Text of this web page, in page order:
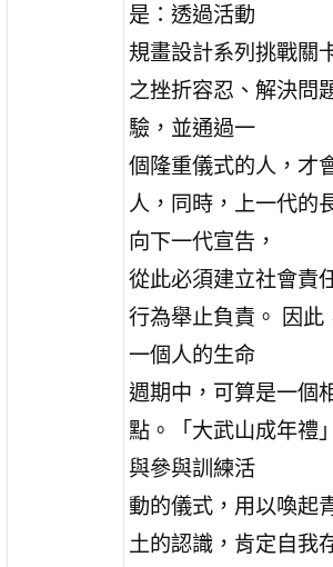
是：透過活動
規畫設計系列挑戰關
之挫折容忍、解決問
驗，並通過一
個隆重儀式的人，才
人，同時，上一代的
向下一代宣告，
從此必須建立社會責
行為舉止負責。 因此
一個人的生命
週期中，可算是一個
點。「大武山成年禮
與參與訓練活
動的儀式，用以喚起
土的認識，肯定自我